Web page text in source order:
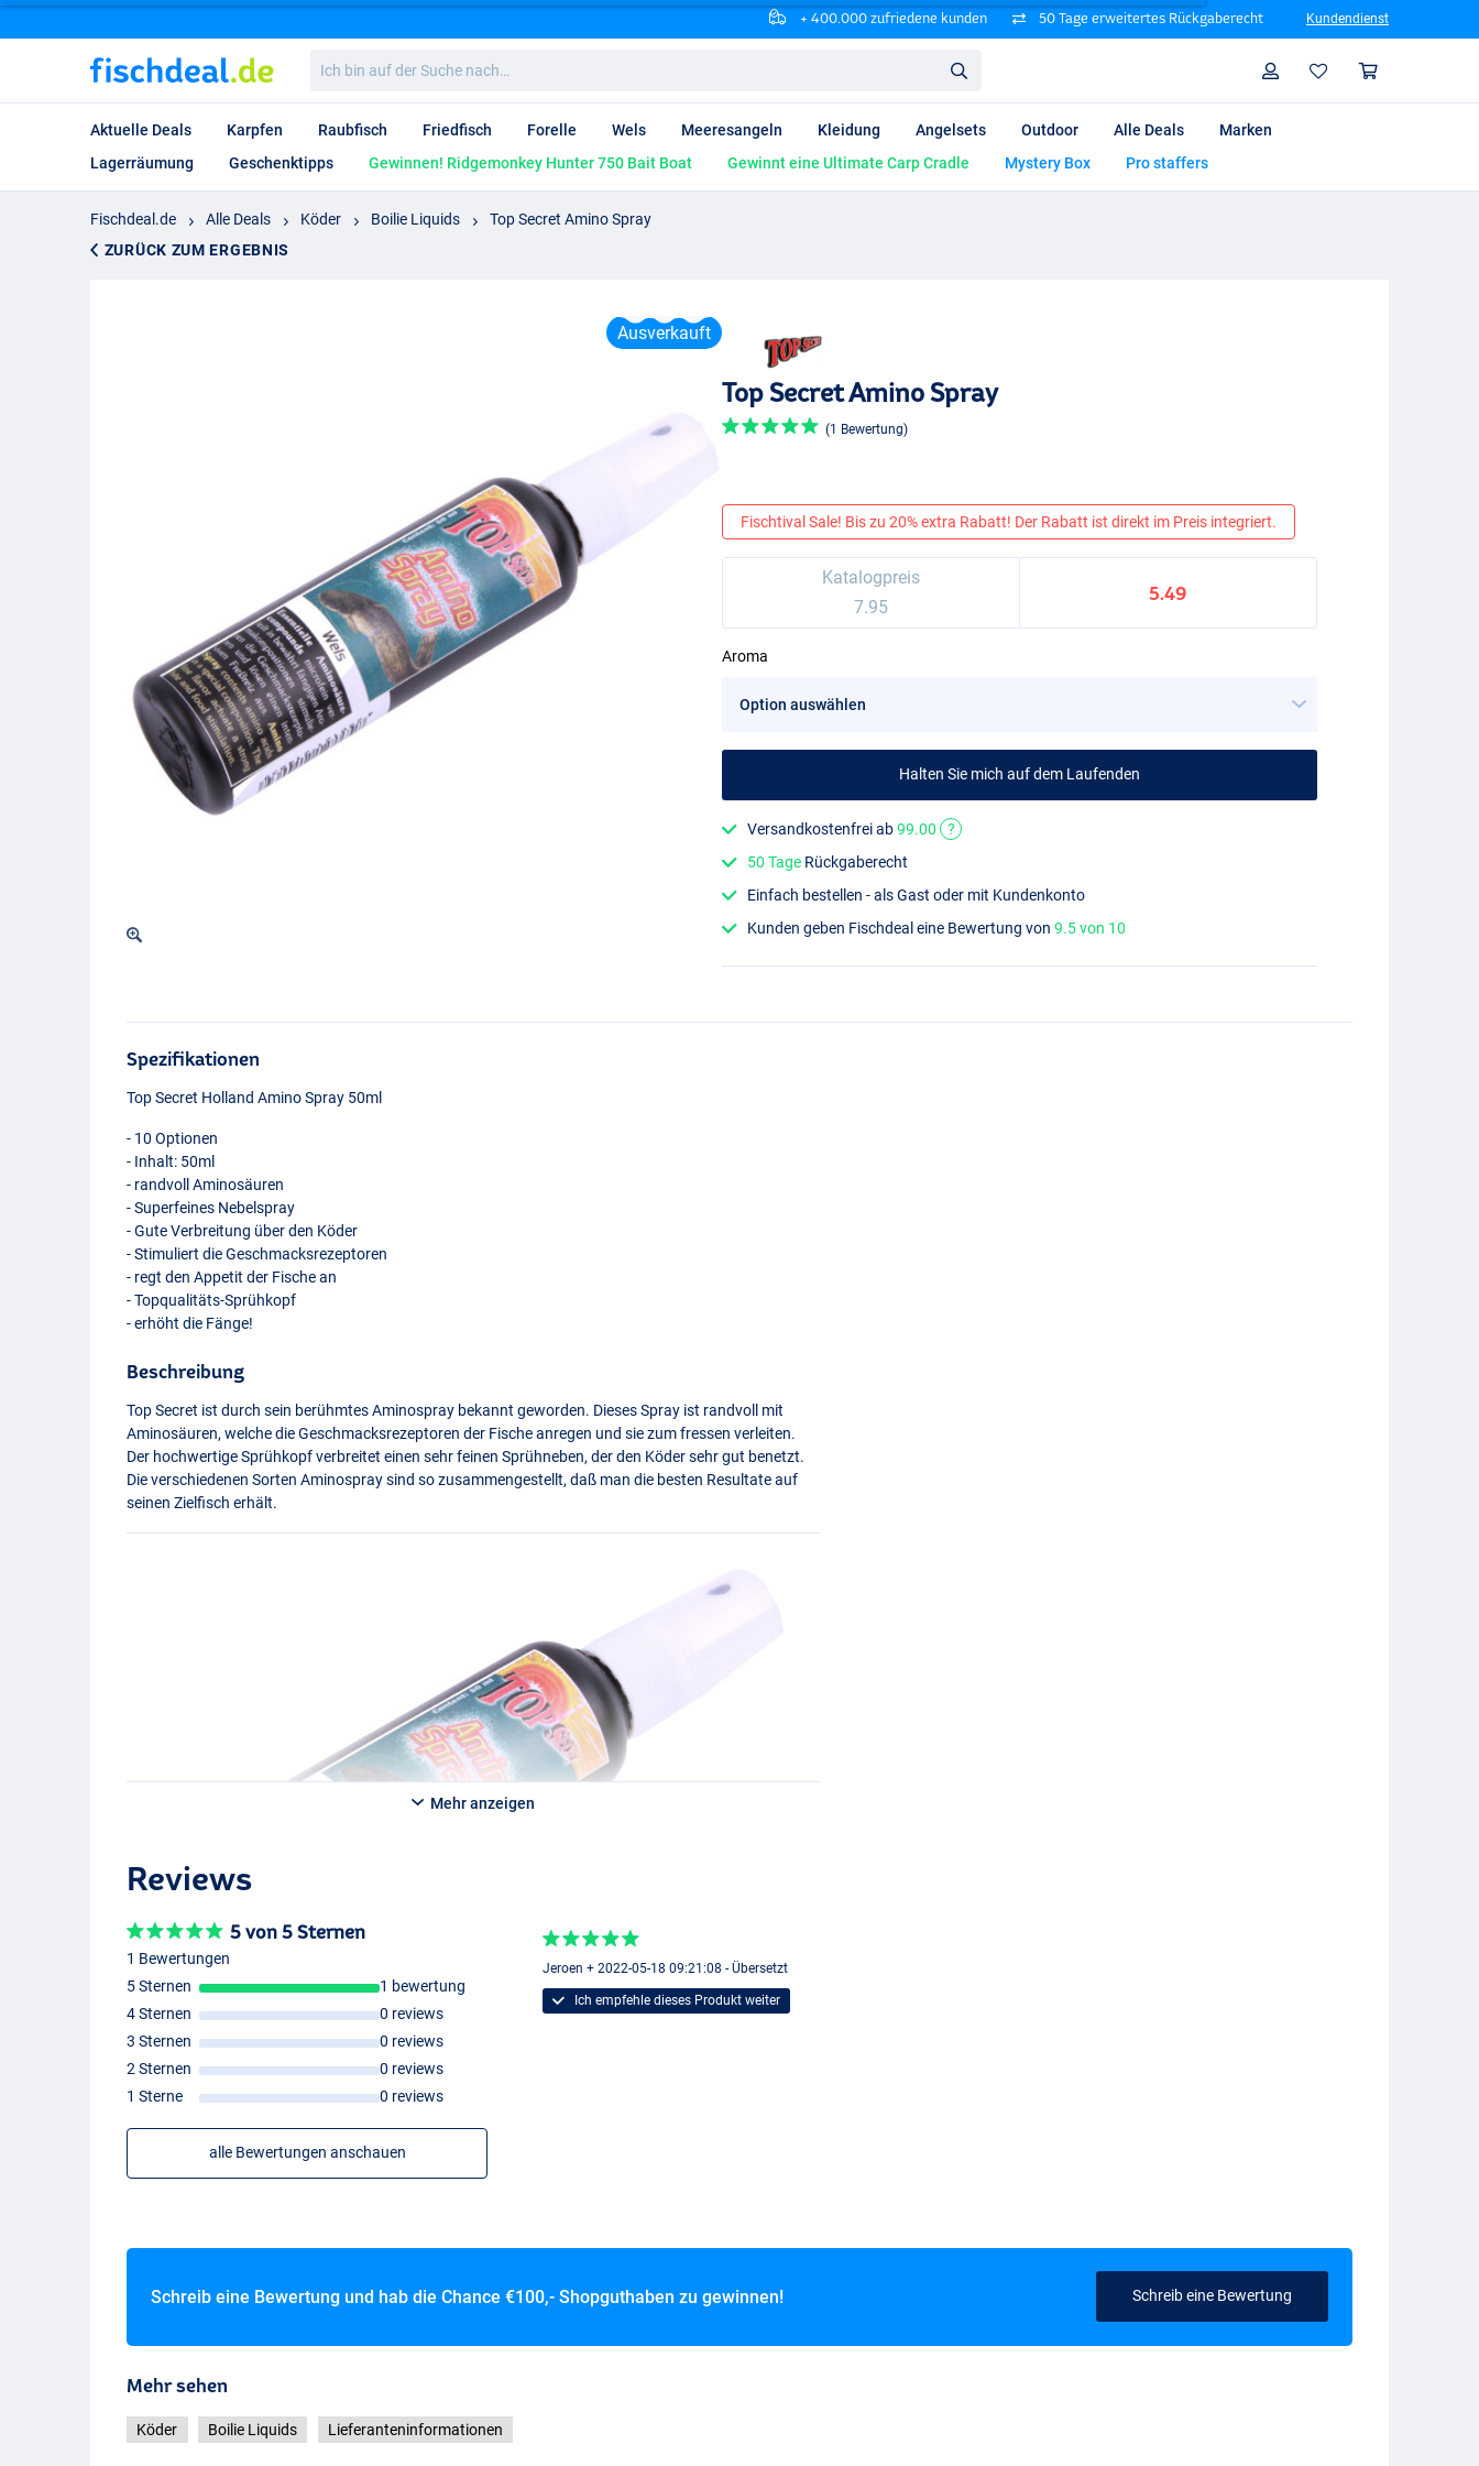
+ 400.000 zufriedene kunden 50 Tage erweitertes Rückgaberecht Kundendienst
bin
auf
Suche
nach…
Profil
Aktuelle Deals Karpfen Raubfisch Friedfisch Forelle Wels Meeresangeln Kleidung Angelsets Outdoor Alle Deals
Marken
Lagerräumung
Geschenktipps Gewinnen! Ridgemonkey Hunter 750 Bait Boat Gewinnt eine Ultimate Carp Cradle Mystery Box Pro staffers
Fischdeal.de Alle Deals Köder Boilie Liquids
Top Secret Amino Spray
ZURÜCK ZUM ERGEBNIS
Ausverkauft
Top Secret Amino Spray
(1 Bewertung)
Fischtival Sale! Bis zu 20% extra Rabatt! Der Rabatt ist direkt im Preis integriert.
Katalogpreis
7.95
5.49
Aroma
Halten Sie mich auf dem Laufenden
Versandkostenfrei ab99.00
?
50 Tage Rückgaberecht
Einfach bestellen - als Gast oder mit Kundenkonto
Kunden geben Fischdeal eine Bewertung von9.5 von 10
Spezifikationen
Top Secret Holland Amino Spray 50ml
- 10 Optionen
- Inhalt: 50ml
- randvoll Aminosäuren
- Superfeines Nebelspray
- Gute Verbreitung über den Köder
- Stimuliert die Geschmacksrezeptoren
- regt den Appetit der Fische an
- Topqualitäts-Sprühkopf
- erhöht die Fänge!
Beschreibung
Top Secret ist durch sein berühmtes Aminospray bekannt geworden. Dieses Spray ist randvoll mit
Aminosäuren, welche die Geschmacksrezeptoren der Fische anregen und sie zum fressen verleiten.
Der hochwertige Sprühkopf verbreitet einen sehr feinen Sprühneben, der den Köder sehr gut benetzt.
Die verschiedenen Sorten Aminospray sind so zusammengestellt, daß man die besten Resultate auf
seinen Zielfisch erhält.
Mehr anzeigen
Reviews
5 von 5 Sternen
1 Bewertungen
5 Sternen
1 bewertung
4 Sternen
0 reviews
3 Sternen
0 reviews
2 Sternen
0 reviews
1 Sterne
0 reviews
alle Bewertungen anschauen
Jeroen + 2022-05-18 09:21:08 - Übersetzt
Ich empfehle dieses Produkt weiter
Schreib eine Bewertung und hab die Chance €100,- Shopguthaben zu gewinnen! Schreib eine Bewertung
Mehr sehen
Köder Boilie Liquids Lieferanteninformationen